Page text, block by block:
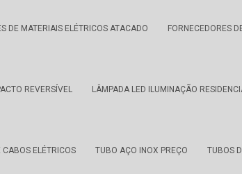
DE MATERIAIS ELÉTRICOS ATACADO FORNECEDORES
REVERSÍVEL LÂMPADA LED ILUMINAÇÃO
CABOS ELÉTRICOS TUBO AÇO INOX PREÇO TUBOS